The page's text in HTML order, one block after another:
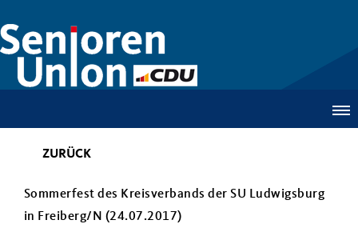
ZURÜCK
Sommerfest des Kreisverbands der SU Ludwigsburg
in Freiberg/N (24.07.2017)